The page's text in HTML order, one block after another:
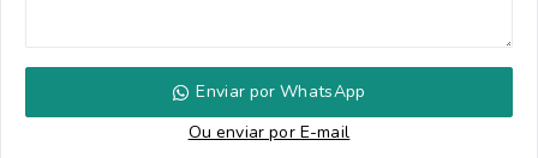
Enviar por WhatsApp
Ou enviar por E-mail